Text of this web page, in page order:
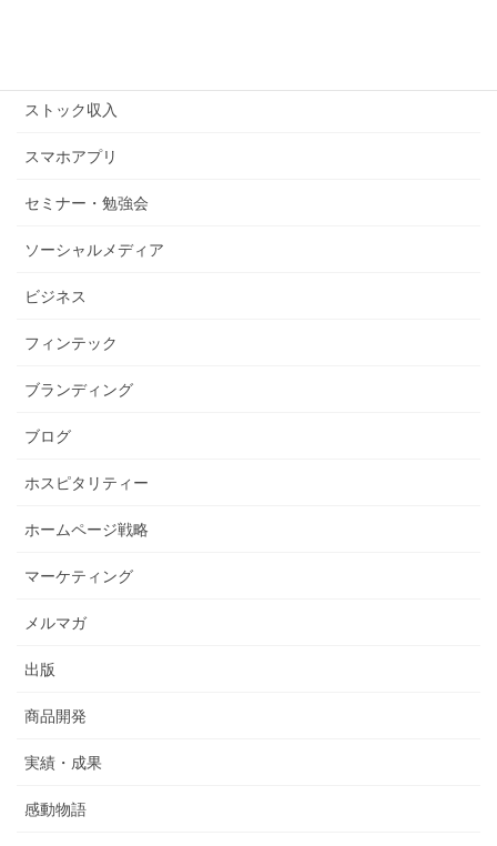
ストック収入
スマホアプリ
セミナー・勉強会
ソーシャルメディア
ビジネス
フィンテック
ブランディング
ブログ
ホスピタリティー
ホームページ戦略
マーケティング
メルマガ
出版
商品開発
実績・成果
感動物語